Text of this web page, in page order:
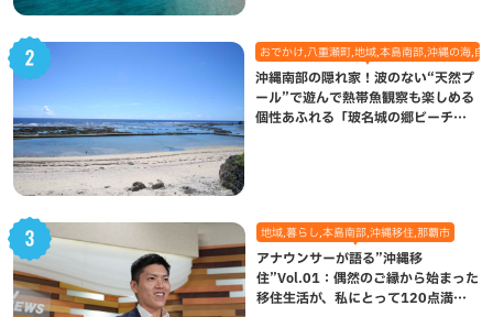
おでかけ,八重瀬町,地域,本島南部,沖縄の海,自
沖縄南部の隠れ家！波のない“天然プ
ール”で遊んで熱帯魚観察も楽しめる
個性あふれる「玻名城の郷ビーチ」
地域,暮らし,本島南部,沖縄移住,那覇市
アナウンサーが語る”沖縄移
住”Vol.01：偶然のご縁から始まった
移住生活が、私にとって120点満点